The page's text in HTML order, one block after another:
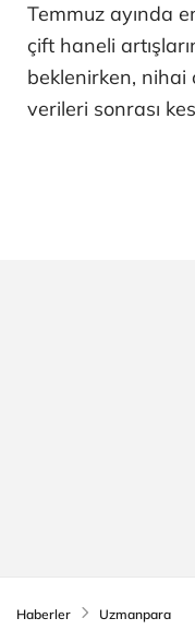
Temmuz ayında
çift haneli
beklenirken,
verileri sonrası
Haberler Uzmanpara